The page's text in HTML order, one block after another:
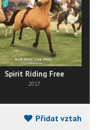
Spirit Riding Free
2017
Přidat vztah